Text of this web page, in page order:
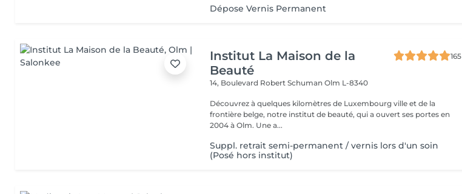
Dépose Vernis Permanent
Institut La Maison de la
Beauté
165
14, Boulevard Robert SchumanOlm L-8340
Découvrez à quelques kilomètres de Luxembourg ville et de la
frontière belge, notre institut de beauté, qui a ouvert ses portes en
2004 à Olm. Une a...
Suppl. retrait semi-permanent / vernis lors d'un soin
(Posé hors institut)